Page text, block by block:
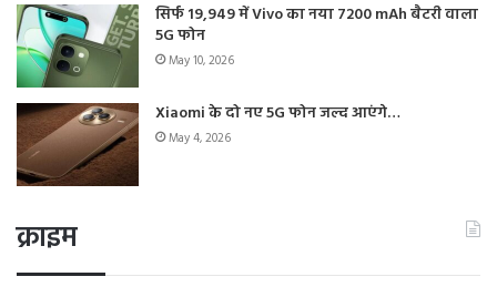
सिर्फ 19,949 में Vivo का नया 7200 mAh बैटरी वाला
5G फोन
May 10, 2026
Xiaomi के दो नए 5G फोन जल्द आएंगे…
May 4, 2026
क्राइम